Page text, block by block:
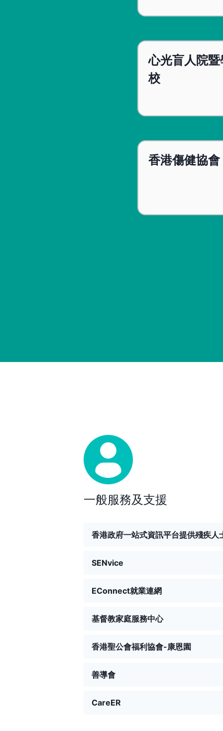
心光盲人院暨
校
香港傷健協會
一般服務及支援
香港政府一站式資訊平台提供殘疾人
SENvice
EConnect就業連網
基督教家庭服務中心
香港聖公會福利協會-康恩園
善導會
CareER